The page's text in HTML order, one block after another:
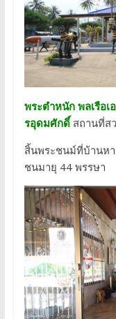
พระตำหนัก พลเรือเ
รอุดมศักดิ์สถานที่ส
สิ้นพระชนม์ที่บ้านห
ชนมายุ 44 พรรษา